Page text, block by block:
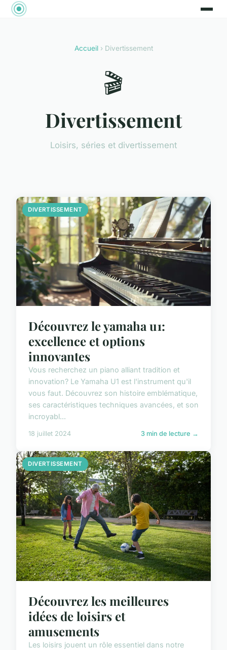
Accueil› Divertissement
🎬
Divertissement
Loisirs, séries et divertissement
DIVERTISSEMENT
Découvrez le yamaha u1:
excellence et options
innovantes
Vous recherchez un piano alliant tradition et
innovation? Le Yamaha U1 est l'instrument qu'il
vous faut. Découvrez son histoire emblématique,
ses caractéristiques techniques avancées, et son
incroyabl...
18 juillet 2024 3 min de lecture →
DIVERTISSEMENT
Découvrez les meilleures
idées de loisirs et
amusements
Les loisirs jouent un rôle essentiel dans notre